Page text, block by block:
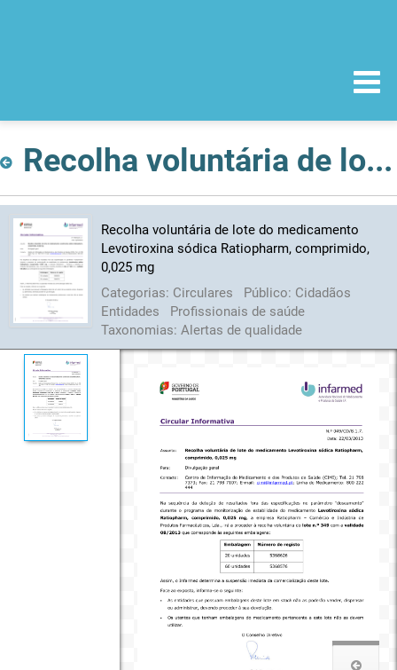
Recolha voluntária de lote do medicamento Levotiroxina sódica Ratiopharm, comprimido, 0,025 mg
Recolha voluntária de lote do medicamento
Levotiroxina sódica Ratiopharm, comprimido,
0,025 mg
Categorias: Circulares Público: Cidadãos
Entidades
Profissionais de saúde
Taxonomias: Alertas de qualidade